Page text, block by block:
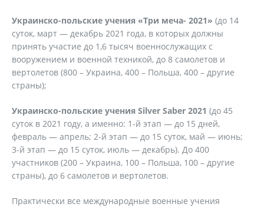
Украинско-польские учения «Три меча- 2021» (до 14
суток, март — декабрь 2021 года, в которых должны
принять участие до 1,6 тысяч военнослужащих с
вооружением и военной техникой, до 8 самолетов и
вертолетов (800 – Украина, 400 – Польша, 400 – другие
страны);
Украинско-польские учения Silver Saber 2021 (до 45
суток в 2021 году, а именно: 1-й этап — до 15 дней,
февраль — апрель; 2-й этап — до 15 суток, май — июнь;
3-й этап — до 15 суток, июль — декабрь). До 400
участников (200 – Украина, 100 – Польша, 100 – другие
страны), до 6 самолетов и вертолетов.
Практически все международные военные учения